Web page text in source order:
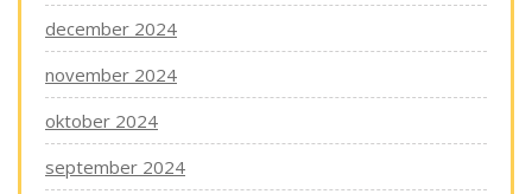
december 2024
november 2024
oktober 2024
september 2024